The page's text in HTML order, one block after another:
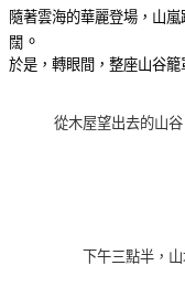
隨著雲海的華麗登場，山
闊 。
於是，轉眼間，整座山谷
從木屋望出去的山
下午三點半，